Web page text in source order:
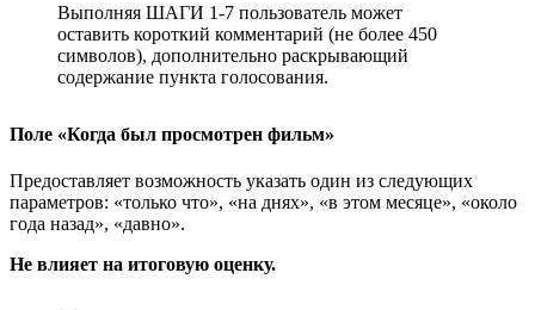
Выполняя ШАГИ 1-7 пользователь может
оставить короткий комментарий (не более 450
символов), дополнительно раскрывающий
содержание пункта голосования.
Поле «Когда был просмотрен фильм»
Предоставляет возможность указать один из следующих
параметров: «только что», «на днях», «в этом месяце», «около
года назад», «давно».
Не влияет на итоговую оценку.